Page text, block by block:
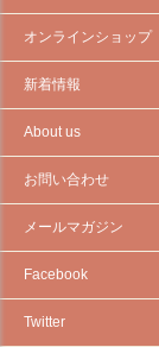
オンラインショップ
新着情報
About us
お問い合わせ
メールマガジン
Facebook
Twitter